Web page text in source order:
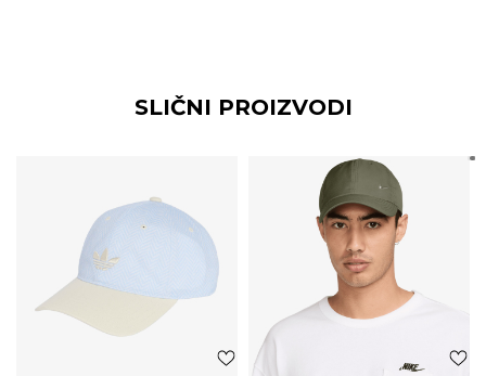
SLIČNI PROIZVODI